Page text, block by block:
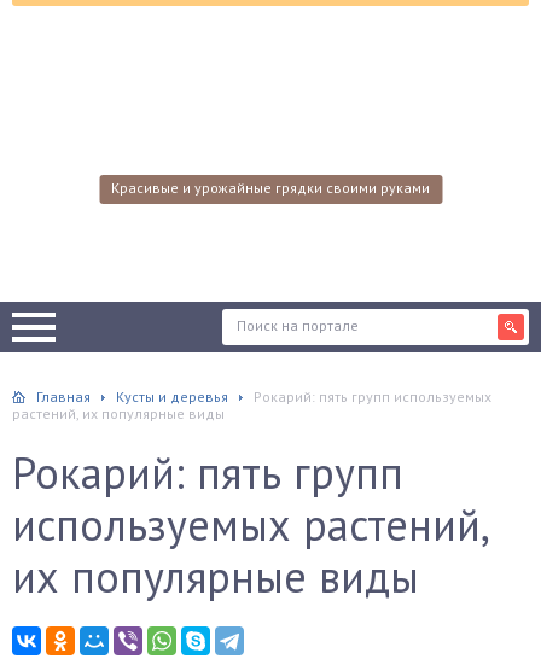
Красивые и урожайные грядки своими руками
Главная Кусты и деревья
Рокарий: пять групп используемых
растений, их популярные виды
Рокарий: пять групп
используемых растений,
их популярные виды